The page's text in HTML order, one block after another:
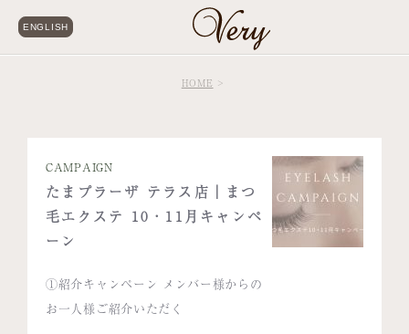
ENGLISH
HOME
CAMPAIGN
たまプラーザ テラス店｜まつ
毛エクステ 10・11月キャンペ
ーン
①紹介キャンペーン メンバー様からの
お一人様ご紹介いただく